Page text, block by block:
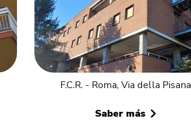
F.C.R. - Roma, Via della Pisana
Saber más